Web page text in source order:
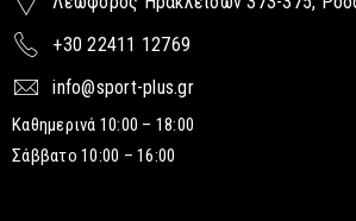
+30 22411 12769
info@sport-plus.gr
Καθημερινά 10:00 – 18:00
Σάββατο 10:00 – 16:00